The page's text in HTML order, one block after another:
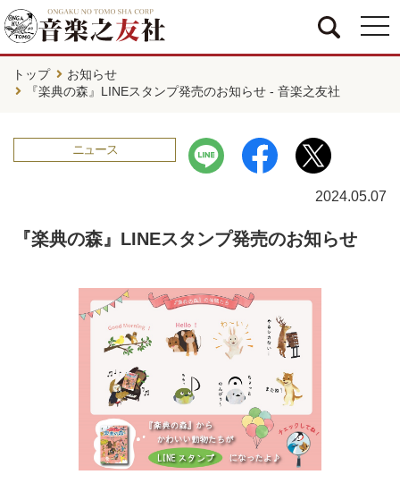
トップ
お知らせ
『楽典の森』LINEスタンプ発売のお知らせ - 音楽之友社
ニュース
2024.05.07
『楽典の森』LINEスタンプ発売のお知らせ